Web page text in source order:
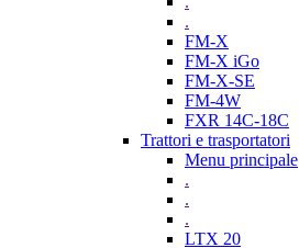
.
FM-X
FM-X iGo
FM-X-SE
FM-4W
FXR 14C-18C
Trattori e trasportatori
Menu principale
.
.
.
LTX 20